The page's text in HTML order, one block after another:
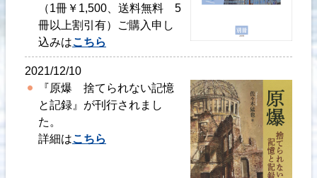
（1冊￥1,500、送料無料 5
冊以上割引有）ご購入申し
込みはこちら
2021/12/10
『原爆 捨てられない記憶
と記録』が刊行されまし
た。
詳細はこちら